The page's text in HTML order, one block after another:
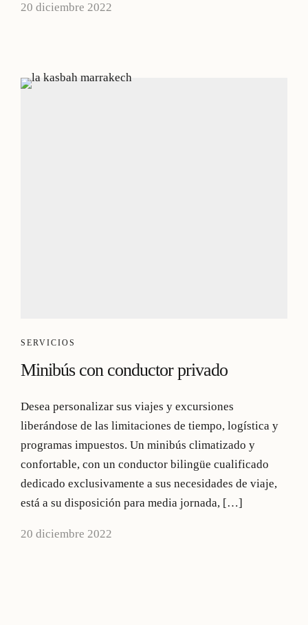
20 diciembre 2022
SERVICIOS
Minibús con conductor privado
Desea personalizar sus viajes y excursiones
liberándose de las limitaciones de tiempo, logística y
programas impuestos. Un minibús climatizado y
confortable, con un conductor bilingüe cualificado
dedicado exclusivamente a sus necesidades de viaje,
está a su disposición para media jornada, […]
20 diciembre 2022